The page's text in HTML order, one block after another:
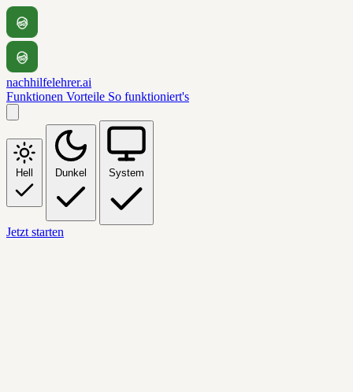
nachhilfelehrer.ai
Funktionen Vorteile So funktioniert's
Hell Dunkel System
Jetzt starten